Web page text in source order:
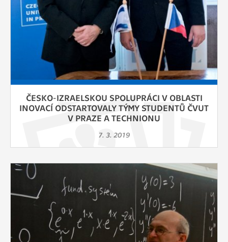
ČESKO-IZRAELSKOU SPOLUPRÁCI V OBLASTI
INOVACÍ ODSTARTOVALY TÝMY STUDENTŮ ČVUT
V PRAZE A TECHNIONU
7. 3. 2019